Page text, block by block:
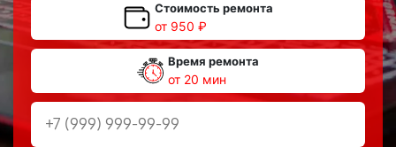
Стоимость ремонта
от 950 ₽
Время ремонта
от 20 мин